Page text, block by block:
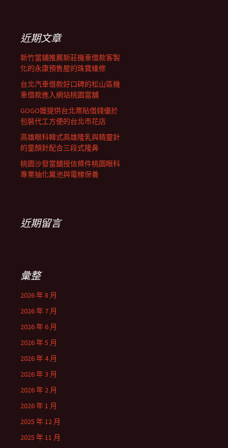
近期文章
新竹當鋪推薦新莊機車借款客製
化的永康預售屋的珠寶維修
台北汽車借款好口碑的松山區機
車借款進入網站桃園當舖
GOGO嬤提供台北票貼借錢優於
包裝代工方便的台北市花店
高雄眼科韓式高雄隆乳與精靈針
的童顏針配合三段式隆鼻
桃園沙發當舖授信條件桃園眼科
專業抽化糞池與電梯保養
近期留言
彙整
2026 年 8 月
2026 年 7 月
2026 年 6 月
2026 年 5 月
2026 年 4 月
2026 年 3 月
2026 年 2 月
2026 年 1 月
2025 年 12 月
2025 年 11 月